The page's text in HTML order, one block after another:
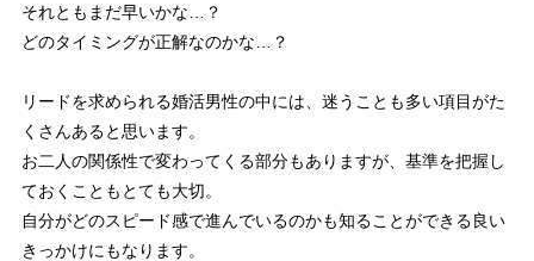
それともまだ早いかな…？
どのタイミングが正解なのかな…？
リードを求められる婚活男性の中には、迷うことも多い項目がた
くさんあると思います。
お二人の関係性で変わってくる部分もありますが、基準を把握し
ておくこともとても大切。
自分がどのスピード感で進んでいるのかも知ることができる良い
きっかけにもなります。